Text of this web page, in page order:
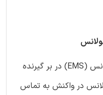
سیستم های خدمات پزشکی اورژانس (EMS) در بر گیرنده
در واکنش به تماس